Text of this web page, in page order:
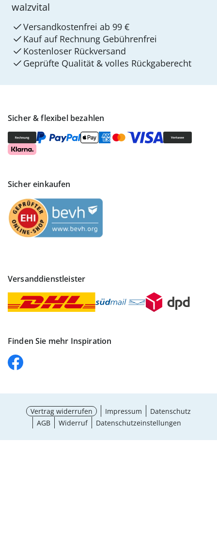
Sicher & flexibel bezahlen
Sicher einkaufen
Versanddienstleister
Finden Sie mehr Inspiration
walzvital
Versandkostenfrei ab 99 €
Kauf auf Rechnung Gebührenfrei
Kostenloser Rückversand
Geprüfte Qualität & volles Rückgaberecht
Vertrag widerrufen Impressum
Datenschutz
AGB
Widerruf Datenschutzeinstellungen